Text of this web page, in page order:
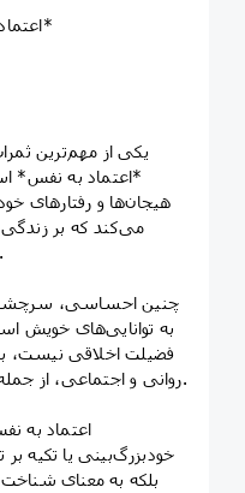
🌟 *اعتماد به نفس؛ ثمره خویشتن‌داری*
*اعتماد به نفس*
هیجان‌ها و رفتارهای
می‌کند که بر
زودگذر و فشارهای بیرونی نیست.
به توانایی‌های خویش
فضیلت اخلاقی نیست،
روانی و اجتماعی، از جمله اعتماد به نفس، به شمار می‌رود.
خودبزرگ‌بینی یا تکیه
بلکه به معنای